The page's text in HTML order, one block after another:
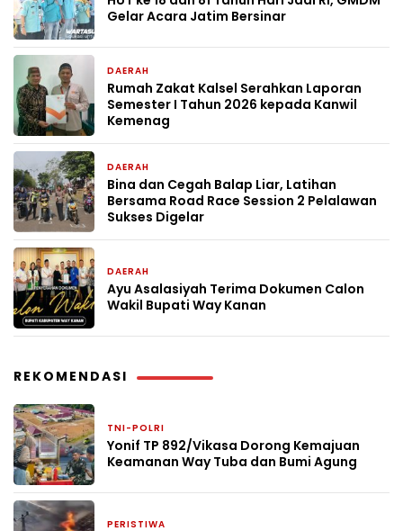
Gelar Acara Jatim Bersinar
DAERAH
Rumah Zakat Kalsel Serahkan Laporan
Semester I Tahun 2026 kepada Kanwil
Kemenag
DAERAH
Bina dan Cegah Balap Liar, Latihan
Bersama Road Race Session 2 Pelalawan
Sukses Digelar
DAERAH
Ayu Asalasiyah Terima Dokumen Calon
Wakil Bupati Way Kanan
REKOMENDASI
TNI-POLRI
Yonif TP 892/Vikasa Dorong Kemajuan
Keamanan Way Tuba dan Bumi Agung
PERISTIWA